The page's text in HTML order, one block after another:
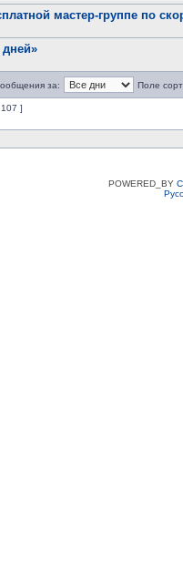
мастер-группе по
дней»
за: Поле
107 ]
POWERED_BY